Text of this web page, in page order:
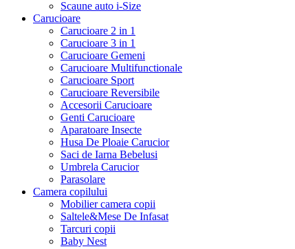
Scaune auto i-Size
Carucioare
Carucioare 2 in 1
Carucioare 3 in 1
Carucioare Gemeni
Carucioare Multifunctionale
Carucioare Sport
Carucioare Reversibile
Accesorii Carucioare
Genti Carucioare
Aparatoare Insecte
Husa De Ploaie Carucior
Saci de Iarna Bebelusi
Umbrela Carucior
Parasolare
Camera copilului
Mobilier camera copii
Saltele&Mese De Infasat
Tarcuri copii
Baby Nest